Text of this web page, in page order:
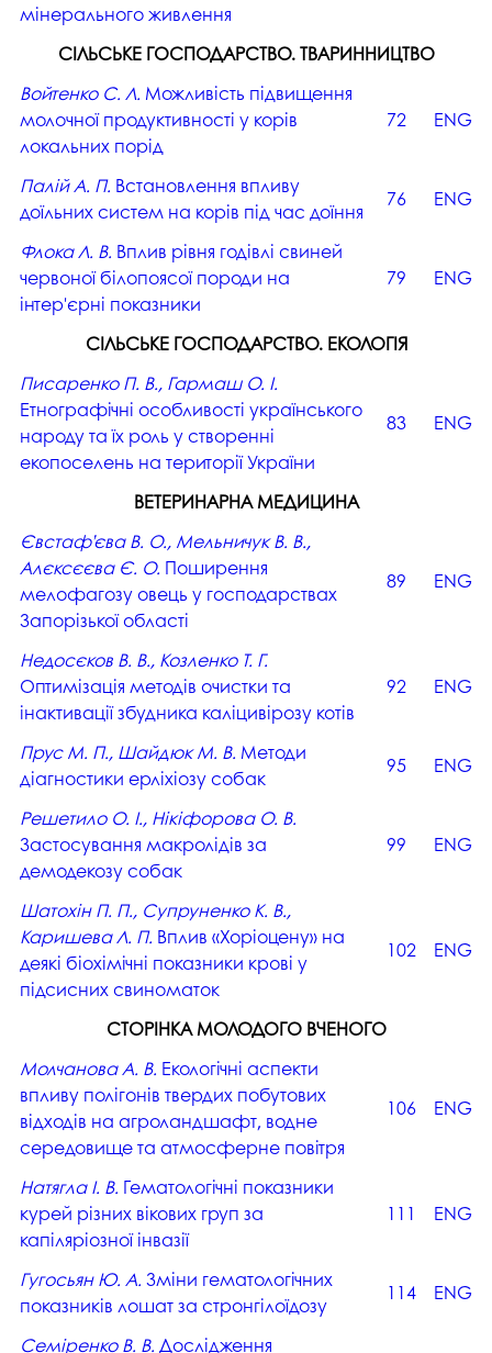
мінерального живлення
СІЛЬСЬКЕ ГОСПОДАРСТВО. ТВАРИННИЦТВО
Войтенко С. Л. Можливість підвищення
молочної продуктивності у корів
локальних порід
72 ENG
Палій А. П. Встановлення впливу
доїльних систем на корів під час доїння
76 ENG
Флока Л. В. Вплив рівня годівлі свиней
червоної білопоясої породи на
інтер'єрні показники
79 ENG
СІЛЬСЬКЕ ГОСПОДАРСТВО. ЕКОЛОГІЯ
Писаренко П. В., Гармаш О. І.
Етнографічні особливості українського
народу та їх роль у створенні
екопоселень на території України
83 ENG
ВЕТЕРИНАРНА МЕДИЦИНА
Євстаф’єва В. О., Мельничук В. В.,
Алєксєєва Є. О. Поширення
мелофагозу овець у господарствах
Запорізької області
89 ENG
Недосєков В. В., Козленко Т. Г.
Оптимізація методів очистки та
інактивації збудника каліцивірозу котів
92 ENG
Прус М. П., Шайдюк М. В. Методи
діагностики ерліхіозу собак
95 ENG
Решетило О. І., Нікіфорова О. В.
Застосування макролідів за
демодекозу собак
99 ENG
Шатохін П. П., Супруненко К. В.,
Каришева Л. П. Вплив «Хоріоцену» на
деякі біохімічні показники крові у
підсисних свиноматок
102 ENG
СТОРІНКА МОЛОДОГО ВЧЕНОГО
Молчанова А. В. Екологічні аспекти
впливу полігонів твердих побутових
відходів на агроландшафт, водне
середовище та атмосферне повітря
106 ENG
Натягла І. В. Гематологічні показники
курей різних вікових груп за
капіляріозної інвазії
111 ENG
Гугосьян Ю. А. Зміни гематологічних
показників лошат за стронгілоїдозу
114 ENG
Семіренко В. В. Дослідження